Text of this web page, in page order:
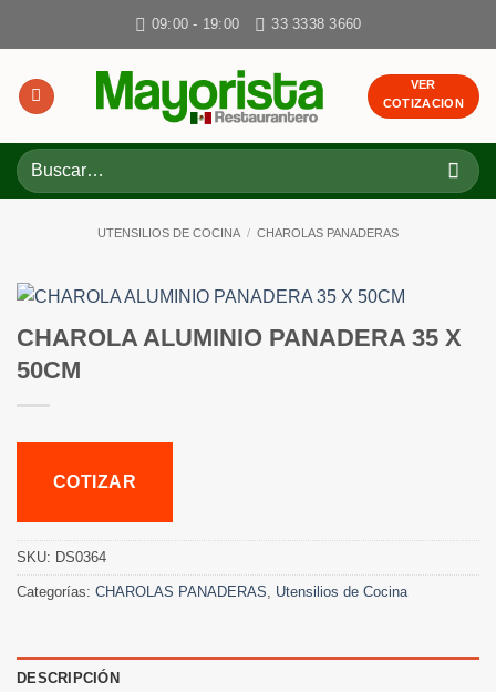
09:00 - 19:00 33 3338 3660
VER
COTIZACION
Buscar
por:
UTENSILIOS DE COCINA / CHAROLAS PANADERAS
CHAROLA ALUMINIO PANADERA 35 X
50CM
COTIZAR
SKU: DS0364
Categorías: CHAROLAS PANADERAS, Utensilios de Cocina
DESCRIPCIÓN